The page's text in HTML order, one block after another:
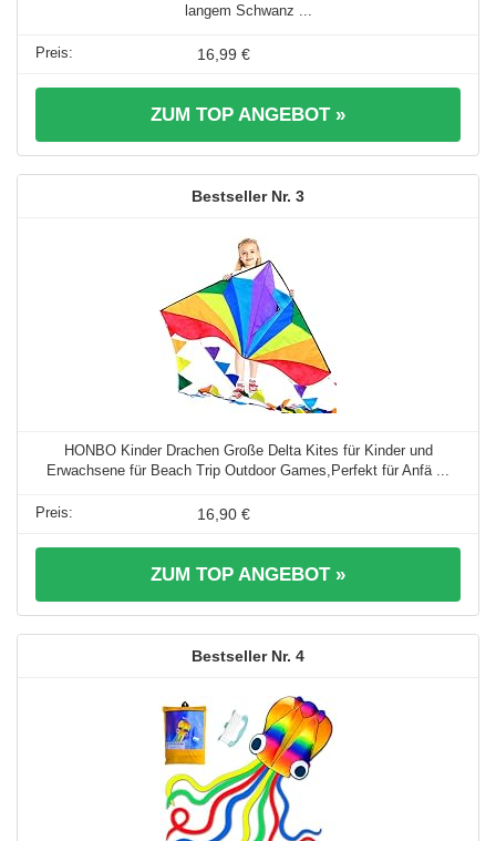
langem Schwanz ...
16,99 €
ZUM TOP ANGEBOT »
3
HONBO Kinder Drachen Große Delta Kites für Kinder und
Erwachsene für Beach Trip Outdoor Games,Perfekt für Anfä ...
16,90 €
ZUM TOP ANGEBOT »
4